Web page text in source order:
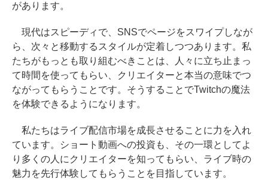
があります。
現代はスピーディで、SNSでページをスワイプしなが
ら、次々と移動するスタイルが定着しつつあります。私
たちがもっとも取り組むべきことは、人々に立ち止まっ
て時間を使ってもらい、クリエイターと本当の意味でつ
ながってもらうことです。そうすることでTwitchの魔法
を体験できるようになります。
私たちはライブ配信市場を成長させることに力を入れ
ています。ショート動画への投資も、その一環としてよ
り多くの人にクリエイターを知ってもらい、ライブ時の
魅力を先行体験してもらうことを目指しています。